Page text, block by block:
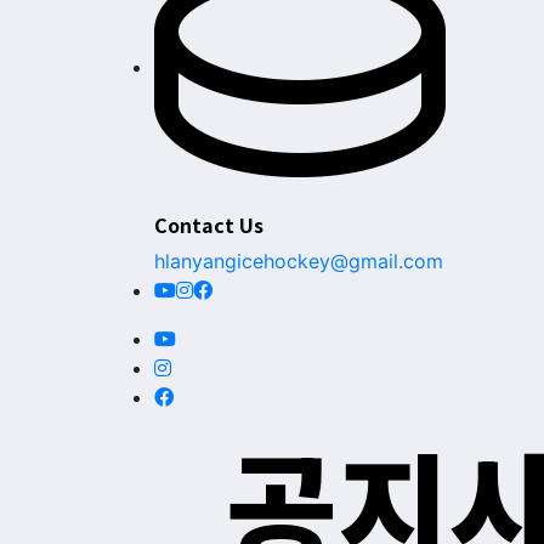
Contact Us
hlanyangicehockey@gmail.com
공지